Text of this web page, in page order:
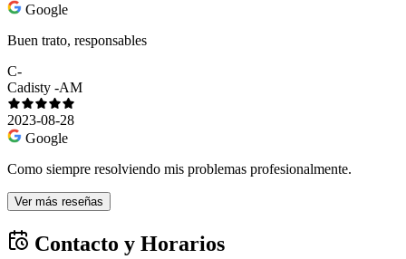
Google
Buen trato, responsables
C-
Cadisty -AM
2023-08-28
Google
Como siempre resolviendo mis problemas profesionalmente.
Ver más reseñas
Contacto y Horarios